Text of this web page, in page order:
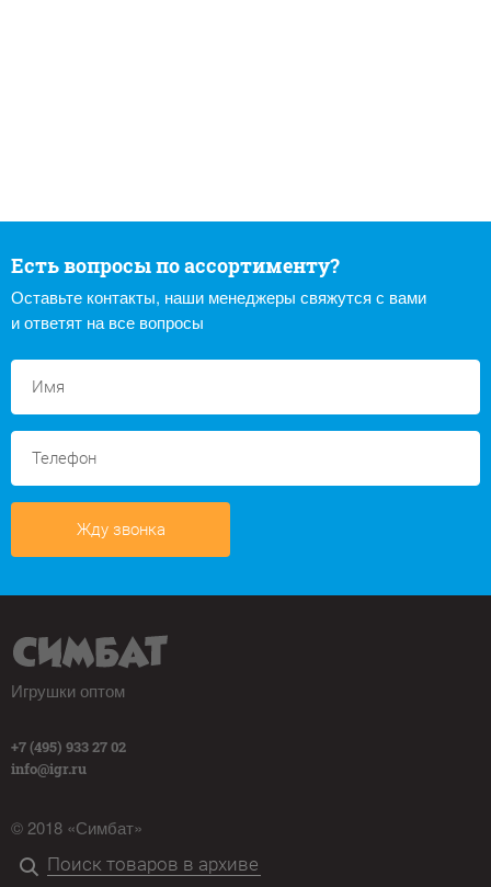
Есть вопросы по ассортименту?
Оставьте контакты, наши менеджеры свяжутся с вами
и ответят на все вопросы
Жду звонка
Игрушки оптом
+7 (495) 933 27 02
info@igr.ru
© 2018 «Симбат»